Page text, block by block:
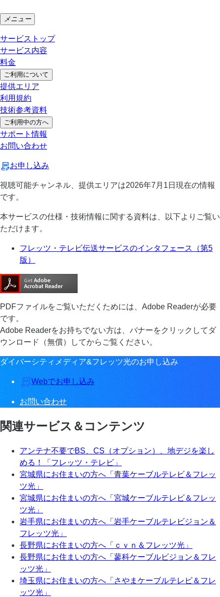
メニュー
サービストップ
サービス内容
料金
ご利用について
提供エリア
利用規約
技術参考資料
ご利用中の方へ
サポート情報
お問い合わせ
お申し込み
視聴可能チャンネル、提供エリアは2026年7月1日現在の情報
です。
本サービスの仕様・技術情報に関する資料は、以下よりご覧い
ただけます。
フレッツ・テレビ伝送サービスのインタフェース（第5
版）
PDFファイルをご覧いただくためには、Adobe Readerが必要
です。
Adobe Readerをお持ちでない方は、バナーをクリックしてダ
ウンロード（無償）してからご覧ください。
ダイバーシティメディア&フレッツ光のお申し込み
Webでお申し込み
お問い合わせ
関連サービス＆コンテンツ
アンテナ不要でBS、CS（オプション）、地デジを楽し
める！「フレッツ・テレビ」
宮城県にお住まいの方へ「青葉ケーブルテレビ＆フレッ
ツ光」
宮城県にお住まいの方へ「宮城ケーブルテレビ＆フレッ
ツ光」
岩手県にお住まいの方へ「岩手ケーブルテレビジョン＆
フレッツ光」
長野県にお住まいの方へ「ｃｖｎ＆フレッツ光」
長野県にお住まいの方へ「蓼科ケーブルビジョン＆フレ
ッツ光」
埼玉県にお住まいの方へ「さやまケーブルテレビ＆フレ
ッツ光」